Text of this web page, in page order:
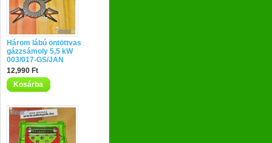
Három lábú öntöttvas
gázzsámoly 5,5 kW
003/017-GS/JAN
12,990 Ft
Kosárba